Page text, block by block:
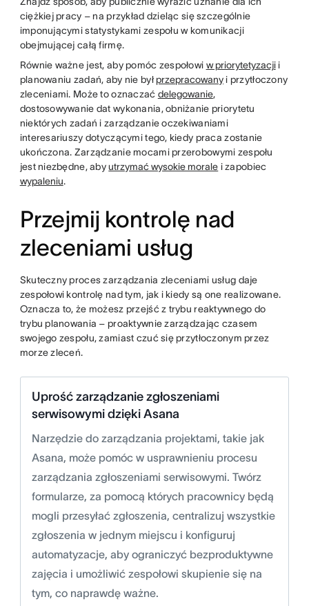
ciężkiej pracy – na przykład dzieląc się szczególnie
imponującymi statystykami zespołu w komunikacji
obejmującej całą firmę.
Równie ważne jest, aby pomóc zespołowi w priorytetyzacjii
planowaniu zadań, aby nie byłprzepracowany i przytłoczony
zleceniami. Może to oznaczać delegowanie,
dostosowywanie dat wykonania, obniżanie priorytetu
niektórych zadań i zarządzanie oczekiwaniami
interesariuszy dotyczącymi tego, kiedy praca zostanie
ukończona. Zarządzanie mocami przerobowymi zespołu
jest niezbędne, abyutrzymać wysokie morale i zapobiec
wypaleniu.
Przejmij kontrolę nad
zleceniami usług
Skuteczny proces zarządzania zleceniami usług daje
zespołowi kontrolę nad tym, jak i kiedy są one realizowane.
Oznacza to, że możesz przejść z trybu reaktywnego do
trybu planowania – proaktywnie zarządzając czasem
swojego zespołu, zamiast czuć się przytłoczonym przez
morze zleceń.
Uprość zarządzanie zgłoszeniami
serwisowymi dzięki Asana
Narzędzie do zarządzania projektami, takie jak
Asana, może pomóc w usprawnieniu procesu
zarządzania zgłoszeniami serwisowymi. Twórz
formularze, za pomocą których pracownicy będą
mogli przesyłać zgłoszenia, centralizuj wszystkie
zgłoszenia w jednym miejscu i konfiguruj
automatyzacje, aby ograniczyć bezproduktywne
zajęcia i umożliwić zespołowi skupienie się na
tym, co naprawdę ważne.